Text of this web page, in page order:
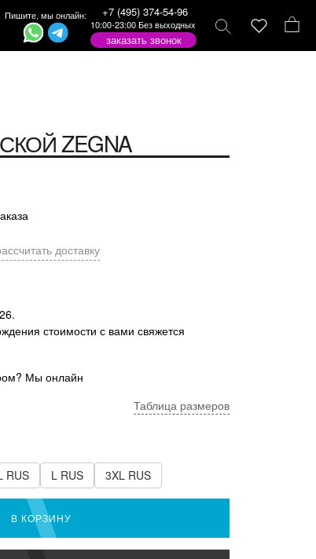
Пишите, мы онлайн: +7 (495) 374-54-96
10:00-23:00 Без выходных
заказать звонок
ZEGNA
доставку
стоимости с вами свяжется
Мы онлайн
Таблица размеров
RUS L RUS 3XL RUS
В КОРЗИНУ